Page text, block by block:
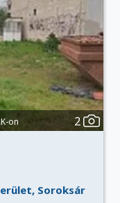
on 2
Soroksár